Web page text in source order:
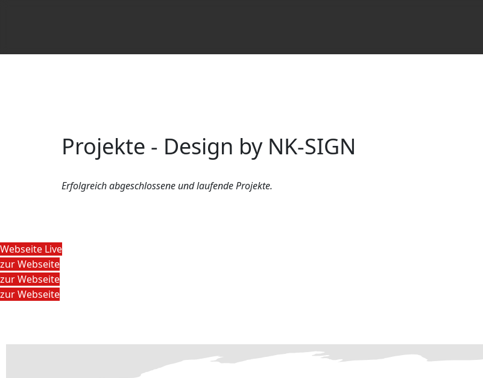
Projekte - Design by NK-SIGN
Erfolgreich abgeschlossene und laufende Projekte.
Webseite Live
zur Webseite
zur Webseite
zur Webseite